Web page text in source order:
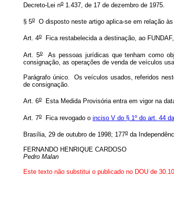
Decreto-Lei no 1.437, de 17 de dezembro de 1975.
§ 5o O disposto neste artigo aplica-se em relação
Art. 4o Fica restabelecida a destinação, ao
Art. 5oAs pessoas jurídicas que tenham como
consignação, as operações de venda de veículos
Parágrafo único. Os veículos usados, referidos
de consignação.
Art. 6o Esta Medida Provisória entra em vigor na
Art. 7o Fica revogado o inciso V do § 1º do art. 44
Brasília, 29 de outubro de 1998; 177o da
FERNANDO HENRIQUE CARDOSO
Pedro Malan
Este texto não substitui o publicado no DOU de